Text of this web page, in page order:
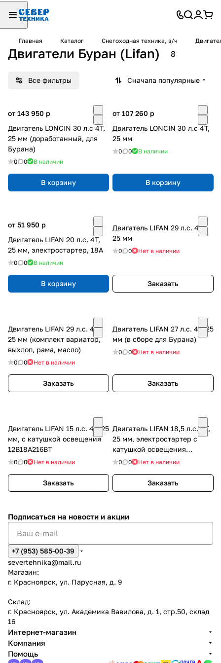
Главная Каталог Снегоходная техника, з/ч
Двигатели Буран (Lifan) 8
Все фильтры Сначала популярные
от 143 950 p
Двигатель LONCIN 30 л.с 4Т,
25 мм (доработанный, для
Бурана)
0 0 В наличии
В корзину
от 107 260 p
Двигатель LONCIN 30 л.с 4Т,
25 мм
0 0 В наличии
В корзину
от 51 950 p
Двигатель LIFAN 20 л.с. 4Т,
25 мм, электростартер, 18A
0 0 В наличии
В корзину
Двигатель LIFAN 29 л.с. 4Т,
25 мм
0 0 Нет в наличии
Заказать
Двигатель LIFAN 29 л.с. 4Т,
25 мм (комплект вариатор,
выхлоп, рама, масло)
0 0 Нет в наличии
Заказать
Двигатель LIFAN 27 л.с. 4Т, 25
мм (в сборе для Бурана)
0 0 Нет в наличии
Заказать
Двигатель LIFAN 15 л.с. 4Т, 25
мм, с катушкой освещения
12В18А216ВТ
0 0 Нет в наличии
Заказать
Двигатель LIFAN 18,5 л.с. 4Т,
25 мм, электростартер с
катушкой освещения
12В7А84ВТ
0 0 Нет в наличии
Заказать
Подписаться на новости и акции
+7 (953) 585-00-39
severtehnika@mail.ru
Магазин:
г. Красноярск, ул. Парусная, д. 9
Склад:
г. Красноярск, ул. Академика Вавилова, д. 1, стр.50, склад
16
Интернет-магазин
Компания
Помощь